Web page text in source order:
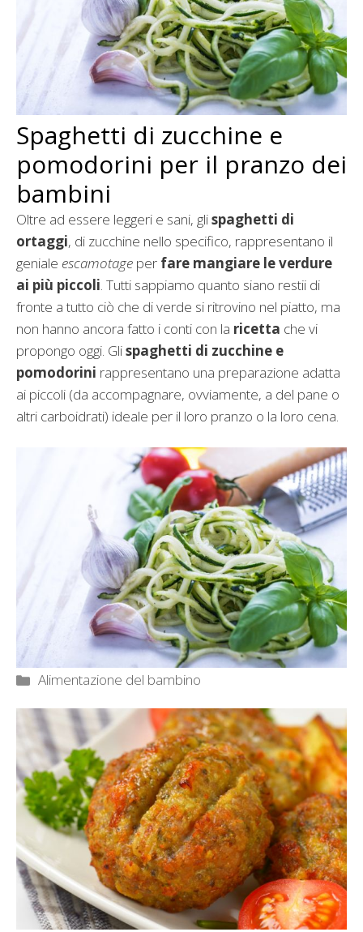
Spaghetti di zucchine e
pomodorini per il pranzo dei
bambini
Oltre ad essere leggeri e sani, glispaghetti di
ortaggi, di zucchine nello specifico, rappresentano il
geniale escamotage per fare mangiare le verdure
ai più piccoli. Tutti sappiamo quanto siano restii di
fronte a tutto ciò che di verde si ritrovino nel piatto, ma
non hanno ancora fatto i conti con la ricetta che vi
propongo oggi. Glispaghetti di zucchine e
pomodorini rappresentano una preparazione adatta
ai piccoli (da accompagnare, ovviamente, a del pane o
altri carboidrati) ideale per il loro pranzo o la loro cena.
Categorie
Alimentazione del bambino